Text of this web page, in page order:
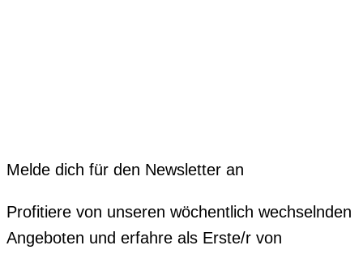
Melde dich für den Newsletter an
Profitiere von unseren wöchentlich wechselnden
Angeboten und erfahre als Erste/r von